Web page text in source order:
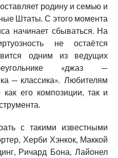
родину и семью и
Штаты. С этого момента
начинает сбываться. На
не остаётся
одним из ведущих
«джаз —
— классика». Любителям
его композиции, так и
с такими известными
Херби Хэнкок, Маккой
Ричард Бона, Лайонел